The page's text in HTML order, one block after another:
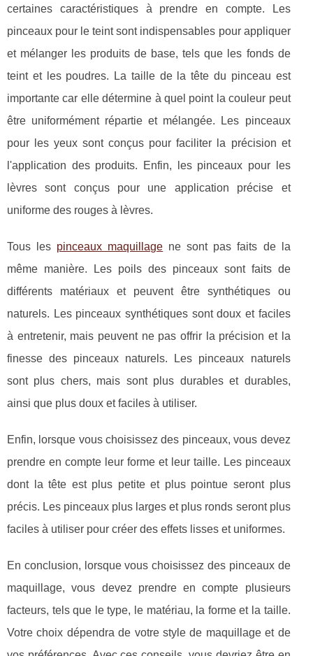
certaines caractéristiques à prendre en compte. Les
pinceaux pour le teint sont indispensables pour appliquer
et mélanger les produits de base, tels que les fonds de
teint et les poudres. La taille de la tête du pinceau est
importante car elle détermine à quel point la couleur peut
être uniformément répartie et mélangée. Les pinceaux
pour les yeux sont conçus pour faciliter la précision et
l'application des produits. Enfin, les pinceaux pour les
lèvres sont conçus pour une application précise et
uniforme des rouges à lèvres.
Tous les pinceaux maquillage ne sont pas faits de la
même manière. Les poils des pinceaux sont faits de
différents matériaux et peuvent être synthétiques ou
naturels. Les pinceaux synthétiques sont doux et faciles
à entretenir, mais peuvent ne pas offrir la précision et la
finesse des pinceaux naturels. Les pinceaux naturels
sont plus chers, mais sont plus durables et durables,
ainsi que plus doux et faciles à utiliser.
Enfin, lorsque vous choisissez des pinceaux, vous devez
prendre en compte leur forme et leur taille. Les pinceaux
dont la tête est plus petite et plus pointue seront plus
précis. Les pinceaux plus larges et plus ronds seront plus
faciles à utiliser pour créer des effets lisses et uniformes.
En conclusion, lorsque vous choisissez des pinceaux de
maquillage, vous devez prendre en compte plusieurs
facteurs, tels que le type, le matériau, la forme et la taille.
Votre choix dépendra de votre style de maquillage et de